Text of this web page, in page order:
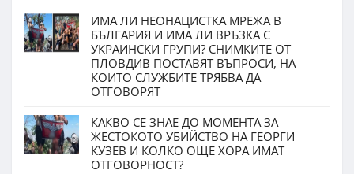
ИМА ЛИ НЕОНАЦИСТКА МРЕЖА В
БЪЛГАРИЯ И ИМА ЛИ ВРЪЗКА С
УКРАИНСКИ ГРУПИ? СНИМКИТЕ ОТ
ПЛОВДИВ ПОСТАВЯТ ВЪПРОСИ, НА
КОИТО СЛУЖБИТЕ ТРЯБВА ДА
ОТГОВОРЯТ
КАКВО СЕ ЗНАЕ ДО МОМЕНТА ЗА
ЖЕСТОКОТО УБИЙСТВО НА ГЕОРГИ
КУЗЕВ И КОЛКО ОЩЕ ХОРА ИМАТ
ОТГОВОРНОСТ?